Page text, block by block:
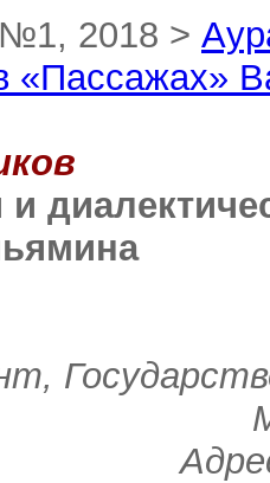
2018 >
«Пассажах»